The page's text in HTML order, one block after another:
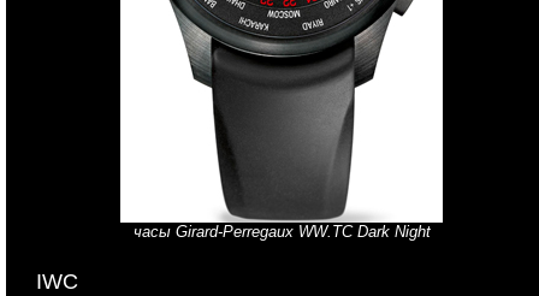
часы Girard-Perregaux WW.TC Dark Night
IWC